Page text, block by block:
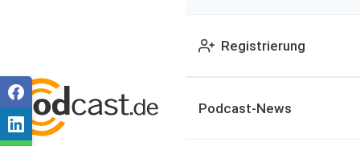
Registrierung
Podcast-News